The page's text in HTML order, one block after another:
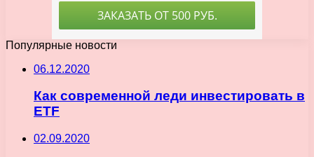
Популярные новости
06.12.2020
Как современной леди инвестировать в
ETF
02.09.2020